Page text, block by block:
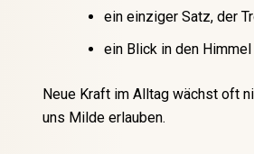
ein einziger Satz, der
ein Blick in den
Neue Kraft im Alltag wächst oft
uns Milde erlauben.